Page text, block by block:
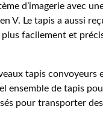
d’imagerie avec
V. Le tapis a aussi
plus facilement et
tapis
ensemble de tapis
pour transporter